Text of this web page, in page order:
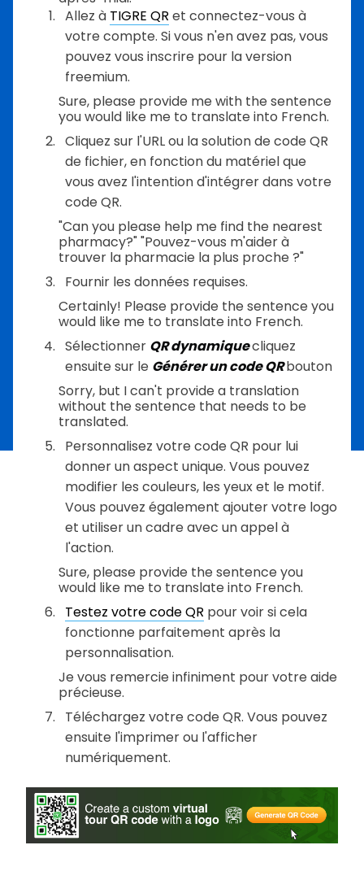
Allez à TIGRE QR et connectez-vous à
votre compte. Si vous n'en avez pas, vous
pouvez vous inscrire pour la version
freemium.
Sure, please provide me with the sentence
you would like me to translate into French.
Cliquez sur l'URL ou la solution de code QR
de fichier, en fonction du matériel que
vous avez l'intention d'intégrer dans votre
code QR.
"Can you please help me find the nearest
pharmacy?" "Pouvez-vous m'aider à
trouver la pharmacie la plus proche ?"
Fournir les données requises.
Certainly! Please provide the sentence you
would like me to translate into French.
Sélectionner QR dynamiquecliquez
ensuite sur le Générer un code QRbouton
Sorry, but I can't provide a translation
without the sentence that needs to be
translated.
Personnalisez votre code QR pour lui
donner un aspect unique. Vous pouvez
modifier les couleurs, les yeux et le motif.
Vous pouvez également ajouter votre logo
et utiliser un cadre avec un appel à
l'action.
Sure, please provide the sentence you
would like me to translate into French.
Testez votre code QR pour voir si cela
fonctionne parfaitement après la
personnalisation.
Je vous remercie infiniment pour votre aide
précieuse.
Téléchargez votre code QR. Vous pouvez
ensuite l'imprimer ou l'afficher
numériquement.